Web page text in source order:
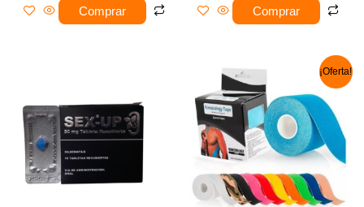
Comprar Comprar
¡Oferta!
precio
original
era:
S/ 35.00.
actual
es:
S/ 29.00.